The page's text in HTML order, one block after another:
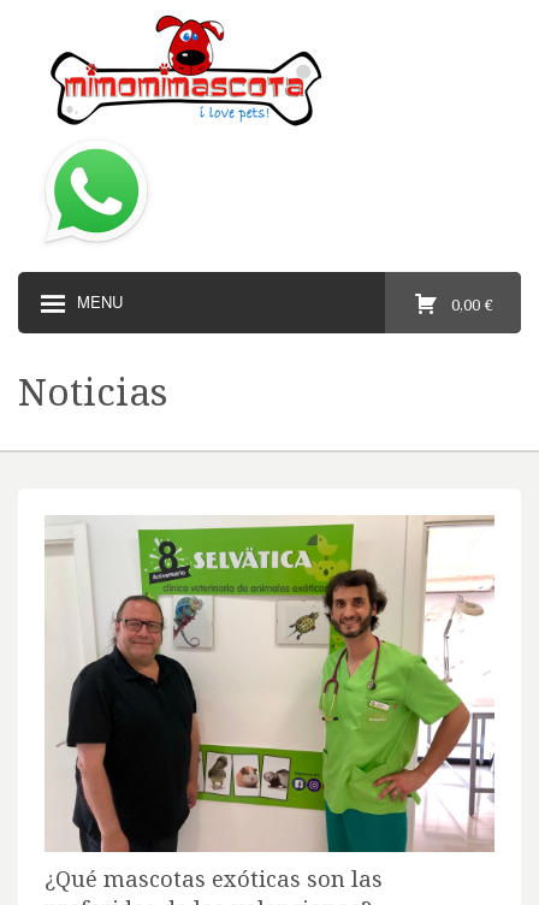
MENU 0,00 €
Noticias
¿Qué mascotas exóticas son las